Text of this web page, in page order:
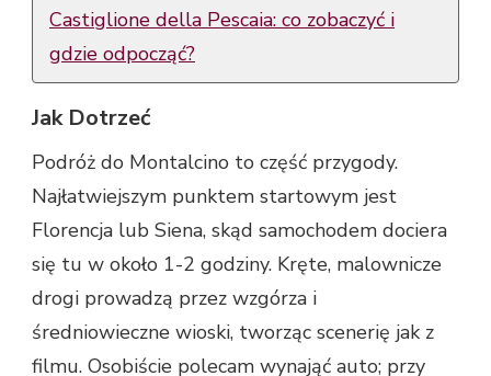
Castiglione della Pescaia: co zobaczyć i
gdzie odpocząć?
Jak Dotrzeć
Podróż do Montalcino to część przygody.
Najłatwiejszym punktem startowym jest
Florencja lub Siena, skąd samochodem dociera
się tu w około 1-2 godziny. Kręte, malownicze
drogi prowadzą przez wzgórza i
średniowieczne wioski, tworząc scenerię jak z
filmu. Osobiście polecam wynająć auto; przy